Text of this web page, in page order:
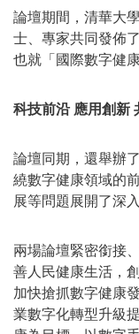
論壇期間，清華大
士、專家共同發佈了
也就 「國際數字健
科技前沿 應用創新
論壇同期，還舉辦
繞數字健康領域的
展等問題展開了深入
兩場論壇緊密銜接
善人民健康生活，
加快搶抓數字健康
業數字化轉型升級